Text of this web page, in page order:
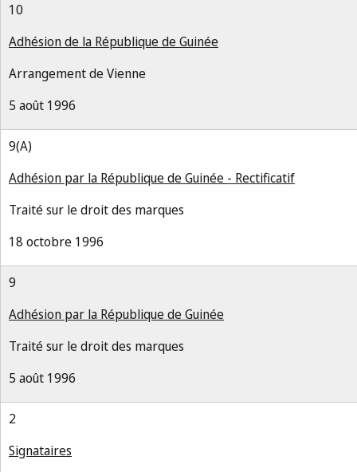
10
Adhésion de la République de Guinée
Arrangement de Vienne
5 août 1996
9(A)
Adhésion par la République de Guinée - Rectificatif
Traité sur le droit des marques
18 octobre 1996
9
Adhésion par la République de Guinée
Traité sur le droit des marques
5 août 1996
2
Signataires